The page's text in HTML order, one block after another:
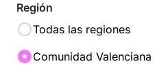
Región
Todas las regiones
Comunidad Valenciana